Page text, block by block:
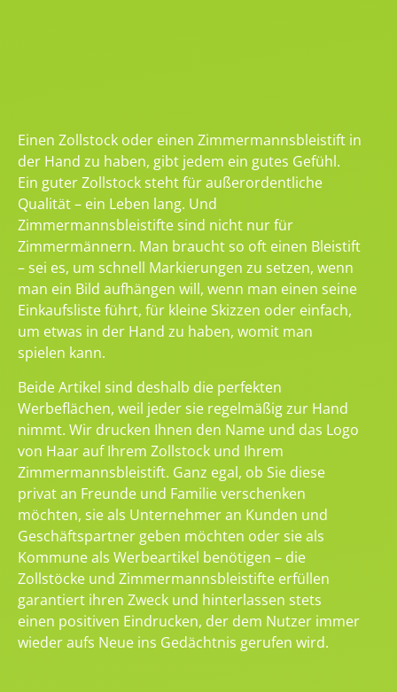
Einen Zollstock oder einen Zimmermannsbleistift in
der Hand zu haben, gibt jedem ein gutes Gefühl.
Ein guter Zollstock steht für außerordentliche
Qualität – ein Leben lang. Und
Zimmermannsbleistifte sind nicht nur für
Zimmermännern. Man braucht so oft einen Bleistift
– sei es, um schnell Markierungen zu setzen, wenn
man ein Bild aufhängen will, wenn man einen seine
Einkaufsliste führt, für kleine Skizzen oder einfach,
um etwas in der Hand zu haben, womit man
spielen kann.
Beide Artikel sind deshalb die perfekten
Werbeflächen, weil jeder sie regelmäßig zur Hand
nimmt. Wir drucken Ihnen den Name und das Logo
von Haar auf Ihrem Zollstock und Ihrem
Zimmermannsbleistift. Ganz egal, ob Sie diese
privat an Freunde und Familie verschenken
möchten, sie als Unternehmer an Kunden und
Geschäftspartner geben möchten oder sie als
Kommune als Werbeartikel benötigen – die
Zollstöcke und Zimmermannsbleistifte erfüllen
garantiert ihren Zweck und hinterlassen stets
einen positiven Eindrucken, der dem Nutzer immer
wieder aufs Neue ins Gedächtnis gerufen wird.